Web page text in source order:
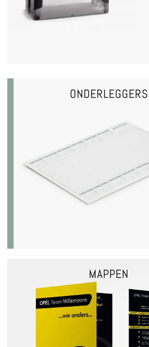
ONDERLEGGERS
ONDERLEGGERS
VRAAG EEN OFFERTE
MAPPEN
VRAAG EEN OFFERTE